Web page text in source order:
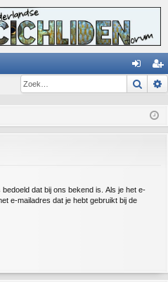
an
el
eg
re
Zoek
dat bij ons bekend is. Als je het e-
e-mailadres dat je hebt gebruikt bij de